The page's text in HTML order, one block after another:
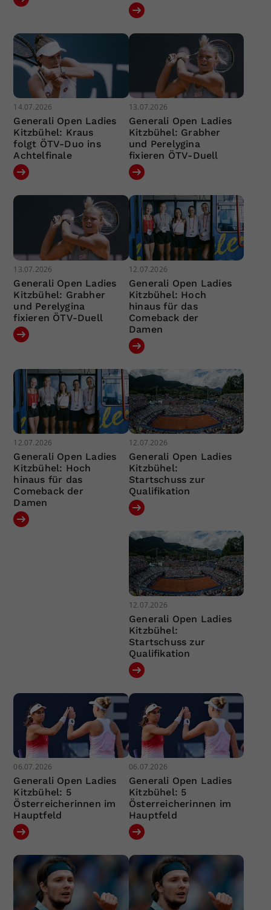
14.07.2026
Generali Open Ladies
Kitzbühel: Kraus
folgt ÖTV-Duo ins
Achtelfinale
13.07.2026
Generali Open Ladies
Kitzbühel: Grabher
und Perelygina
fixieren ÖTV-Duell
13.07.2026
Generali Open Ladies
Kitzbühel: Grabher
und Perelygina
fixieren ÖTV-Duell
12.07.2026
Generali Open Ladies
Kitzbühel: Hoch
hinaus für das
Comeback der
Damen
12.07.2026
Generali Open Ladies
Kitzbühel: Hoch
hinaus für das
Comeback der
Damen
12.07.2026
Generali Open Ladies
Kitzbühel:
Startschuss zur
Qualifikation
12.07.2026
Generali Open Ladies
Kitzbühel:
Startschuss zur
Qualifikation
06.07.2026
Generali Open Ladies
Kitzbühel: 5
Österreicherinnen im
Hauptfeld
06.07.2026
Generali Open Ladies
Kitzbühel: 5
Österreicherinnen im
Hauptfeld